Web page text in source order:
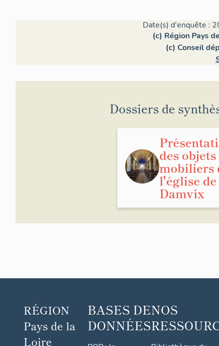
Date(s) d'enquête :
(c) Région Pays
(c) Conseil
Dossiers de
des objets
mobiliers
l'église de
Damvix
RÉGION
Pays de la
Loire
BASES DE
DONNÉES
NOS